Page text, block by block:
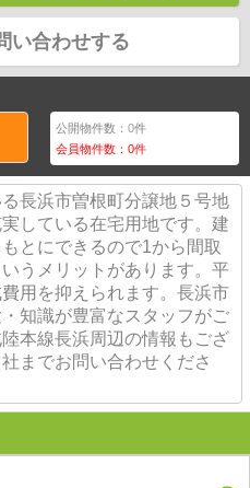
い合わせする
公開物件数：0件
会員物件数：0件
長浜市曽根町分譲地５号地
している在宅用地です。建
とにできるので1から間取
うメリットがあります。平
用を抑えられます。長浜市
知識が豊富なスタッフがご
本線長浜周辺の情報もござ
までお問い合わせくださ